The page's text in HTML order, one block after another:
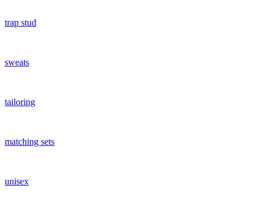
trap stud
sweats
tailoring
matching sets
unisex